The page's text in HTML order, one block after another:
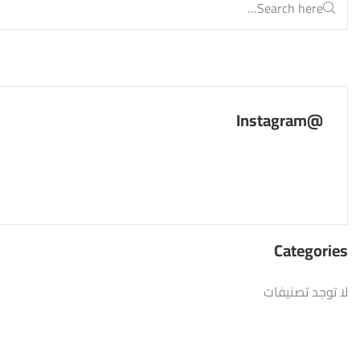
@Instagram
Categories
لا توجد تصنيفات